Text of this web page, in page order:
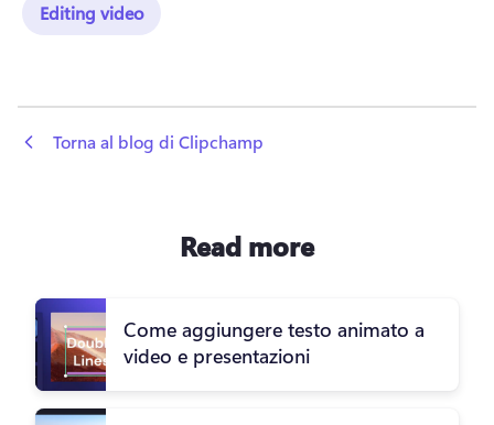
Editing video
Torna al blog di Clipchamp
Read more
Come aggiungere testo animato a
video e presentazioni